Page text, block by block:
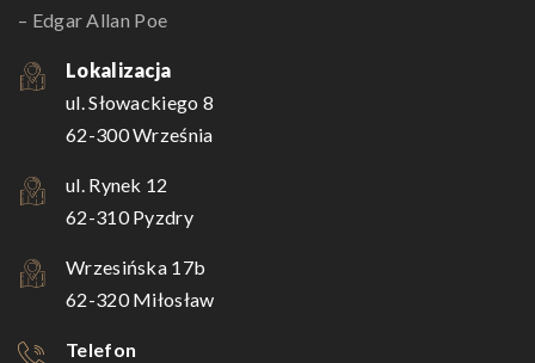
– Edgar Allan Poe
Lokalizacja
ul. Słowackiego 8
62-300 Września
ul. Rynek 12
62-310 Pyzdry
Wrzesińska 17b
62-320 Miłosław
Telefon